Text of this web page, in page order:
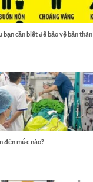
cần biết để bảo vệ bản thân
đến mức nào?